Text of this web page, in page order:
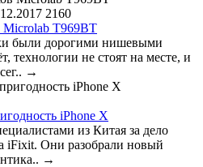
2160
Microlab T969BT
были дорогими нишевыми
технологии не стоят на месте, и
→
iPhone X
из Китая за дело
iFixit. Они разобрали новый
→